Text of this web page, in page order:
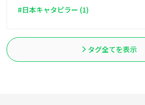
#日本キャタピラー (1)
タグ全てを表示